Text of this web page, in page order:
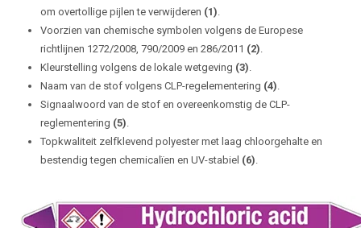
om overtollige pijlen te verwijderen (1).
Voorzien van chemische symbolen volgens de Europese
richtlijnen 1272/2008, 790/2009 en 286/2011 (2).
Kleurstelling volgens de lokale wetgeving (3).
Naam van de stof volgens CLP-regelementering (4).
Signaalwoord van de stof en overeenkomstig de CLP-
reglementering (5).
Topkwaliteit zelfklevend polyester met laag chloorgehalte en
bestendig tegen chemicalïen en UV-stabiel (6).